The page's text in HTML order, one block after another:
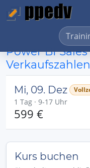
Power BI
Mi, 09. Dez
1 Tag · 9-17 Uhr
599 €
Kurs buchen